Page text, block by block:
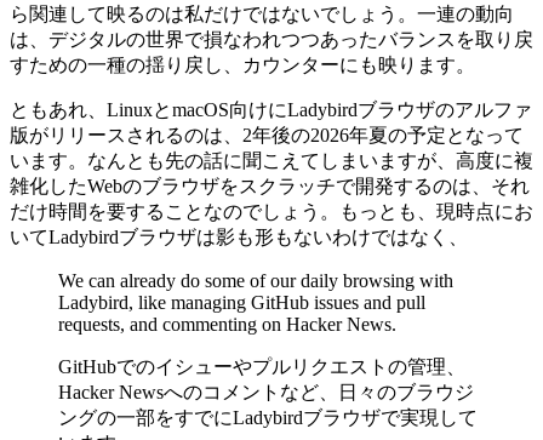
ら関連して映るのは私だけではないでしょう。一連の動向
は、デジタルの世界で損なわれつつあったバランスを取り戻
すための一種の揺り戻し、カウンターにも映ります。
ともあれ、LinuxとmacOS向けにLadybirdブラウザのアルファ
版がリリースされるのは、2年後の2026年夏の予定となって
います。なんとも先の話に聞こえてしまいますが、高度に複
雑化したWebのブラウザをスクラッチで開発するのは、それ
だけ時間を要することなのでしょう。もっとも、現時点にお
いてLadybirdブラウザは影も形もないわけではなく、
We can already do some of our daily browsing with
Ladybird, like managing GitHub issues and pull
requests, and commenting on Hacker News.
GitHubでのイシューやプルリクエストの管理、
Hacker Newsへのコメントなど、日々のブラウジ
ングの一部をすでにLadybirdブラウザで実現して